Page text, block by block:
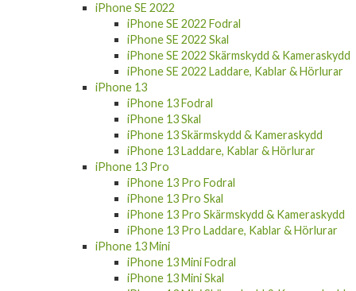
iPhone SE 2022
iPhone SE 2022 Fodral
iPhone SE 2022 Skal
iPhone SE 2022 Skärmskydd & Kameraskydd
iPhone SE 2022 Laddare, Kablar & Hörlurar
iPhone 13
iPhone 13 Fodral
iPhone 13 Skal
iPhone 13 Skärmskydd & Kameraskydd
iPhone 13 Laddare, Kablar & Hörlurar
iPhone 13 Pro
iPhone 13 Pro Fodral
iPhone 13 Pro Skal
iPhone 13 Pro Skärmskydd & Kameraskydd
iPhone 13 Pro Laddare, Kablar & Hörlurar
iPhone 13 Mini
iPhone 13 Mini Fodral
iPhone 13 Mini Skal